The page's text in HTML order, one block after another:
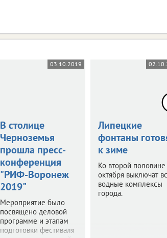
03.10.2019
В столице
Черноземья
прошла пресс-
конференция
"РИФ-Воронеж
2019"
Мероприятие было
посвящено деловой
программе и этапам
подготовки фестиваля
Липецкие
фонтаны
к зиме
Ко второй половине
октября выключат
водные комплексы
города.